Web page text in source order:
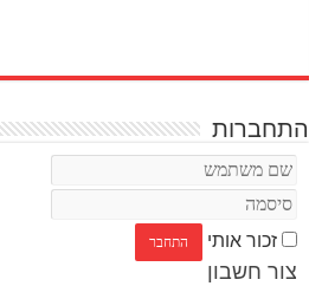
התחברות
זכור אותי
צור חשבון